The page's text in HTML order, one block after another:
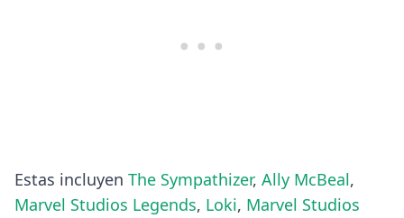
Estas incluyen The Sympathizer, Ally McBeal,
Marvel Studios Legends, Loki, Marvel Studios